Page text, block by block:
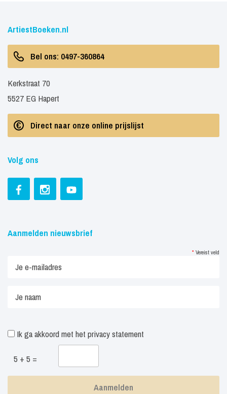
ArtiestBoeken.nl
Bel ons: 0497-360864
Kerkstraat 70
5527 EG Hapert
Direct naar onze online prijslijst
Volg ons
Aanmelden nieuwsbrief
* Vereist veld
Ik ga akkoord met het privacy statement
5 + 5 =